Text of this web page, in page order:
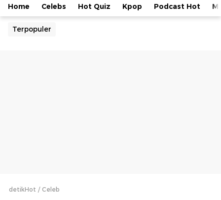
Home Celebs Hot Quiz Kpop Podcast Hot
Terpopuler
detikHot Celeb